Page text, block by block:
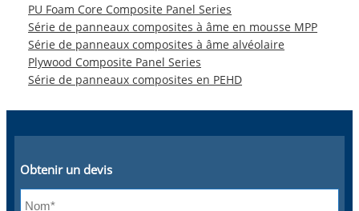
PU Foam Core Composite Panel Series
Série de panneaux composites à âme en mousse MPP
Série de panneaux composites à âme alvéolaire
Plywood Composite Panel Series
Série de panneaux composites en PEHD
Obtenir un devis